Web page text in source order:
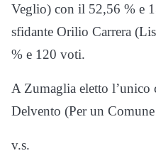
Veglio) con il 52,56 % e
sfidante Orilio Carrera
% e 120 voti.
A Zumaglia eletto
Delvento (Per un
v.s.